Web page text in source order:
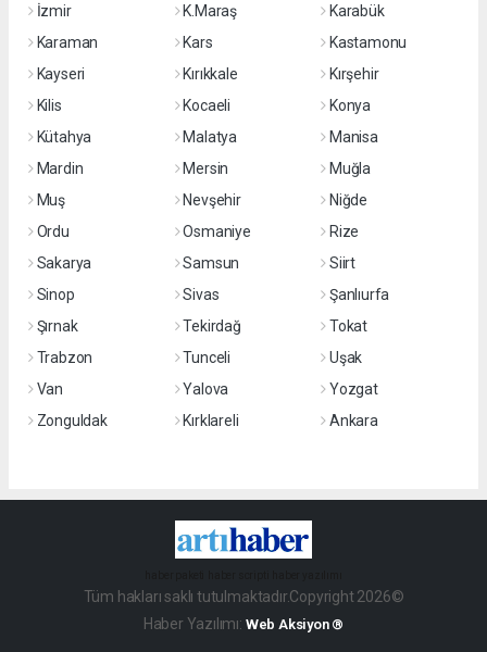
İzmir
K.Maraş
Karabük
Karaman
Kars
Kastamonu
Kayseri
Kırıkkale
Kırşehir
Kilis
Kocaeli
Konya
Kütahya
Malatya
Manisa
Mardin
Mersin
Muğla
Muş
Nevşehir
Niğde
Ordu
Osmaniye
Rize
Sakarya
Samsun
Siirt
Sinop
Sivas
Şanlıurfa
Şırnak
Tekirdağ
Tokat
Trabzon
Tunceli
Uşak
Van
Yalova
Yozgat
Zonguldak
Kırklareli Ankara
Tüm hakları saklı tutulmaktadır.Copyright 2026©
Haber Yazılımı: Web Aksiyon ®